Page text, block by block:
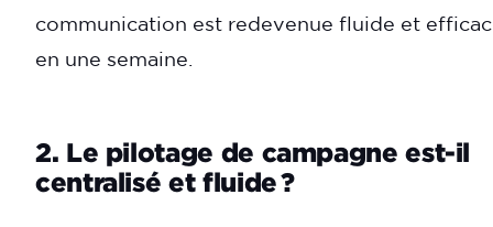
communication est redevenue fluide et
en une semaine.
2. Le pilotage de campagne est-il
centralisé et fluide ?